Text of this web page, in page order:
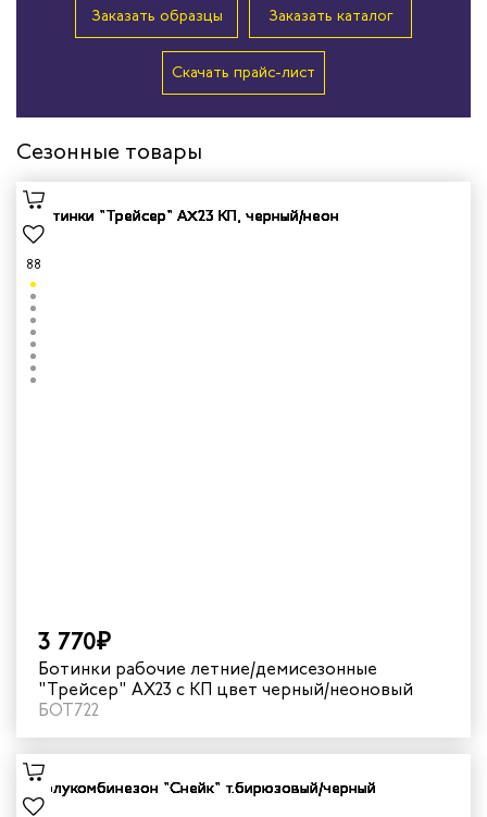
Заказать образцы Заказать каталог
Скачать прайс-лист
Сезонные товары
88
3 770₽
Ботинки рабочие летние/демисезонные
"Трейсер" AX23 с КП цвет черный/неоновый
БОТ722